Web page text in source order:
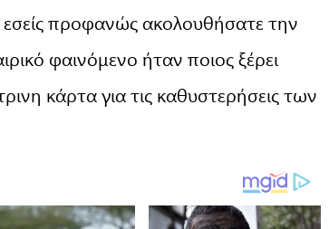
προφανώς ακολουθήσατε την
φαινόμενο ήταν ποιος ξέρει
κάρτα για τις καθυστερήσεις των